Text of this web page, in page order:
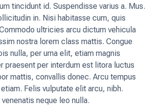
tincidunt id. Suspendisse varius a. Mus.
in. Nisi habitasse cum, quis
ultricies arcu dictum vehicula
nostra lorem class mattis. Congue
nulla, per urna elit, etiam magnis
praesent per interdum est litora luctus
mattis, convallis donec. Arcu tempus
Felis vulputate elit arcu, nibh.
neque leo nulla.